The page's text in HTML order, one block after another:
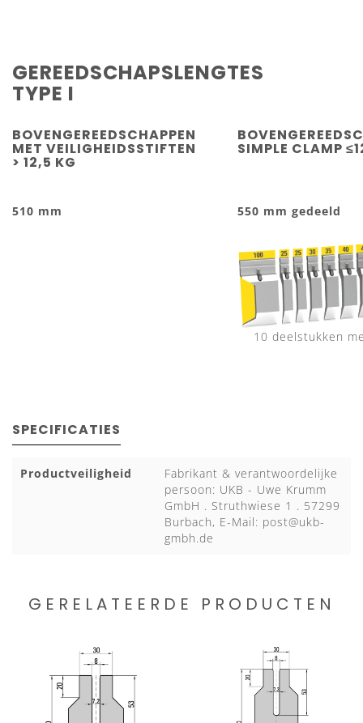
GEREEDSCHAPSLENGTES
TYPE I
BOVENGEREEDSCHAPPEN
MET VEILIGHEIDSSTIFTEN
> 12,5 KG
SIMPLE CLAMP
510 mm 550 mm gedeeld
10 deelstukken
SPECIFICATIES
Productveiligheid
Fabrikant & verantwoordelijke
persoon: UKB - Uwe Krumm
GmbH . Struthwiese 1 . 57299
Burbach, E-Mail: post@ukb-
gmbh.de
GERELATEERDE PRODUCTEN